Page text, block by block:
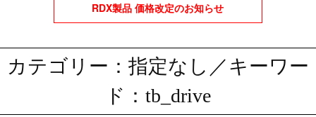
RDX製品 価格改定のお知らせ
カテゴリー：指定なし／キーワー
ド：tb_drive